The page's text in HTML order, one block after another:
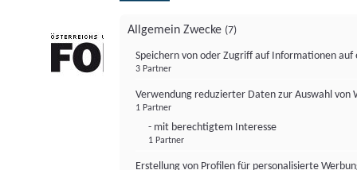
Allgemein Zwecke (7)
Speichern von oder Zugriff auf Informationen auf
3 Partner
Verwendung reduzierter Daten zur Auswahl von
1 Partner
- mit berechtigtem Interesse
1 Partner
Erstellung von Profilen für personalisierte
FONDS professionell